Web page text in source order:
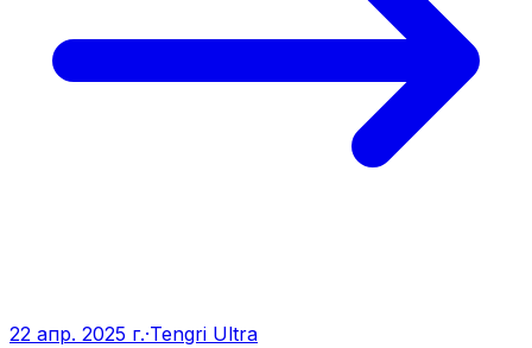
22 апр. 2025 г.·Tengri Ultra